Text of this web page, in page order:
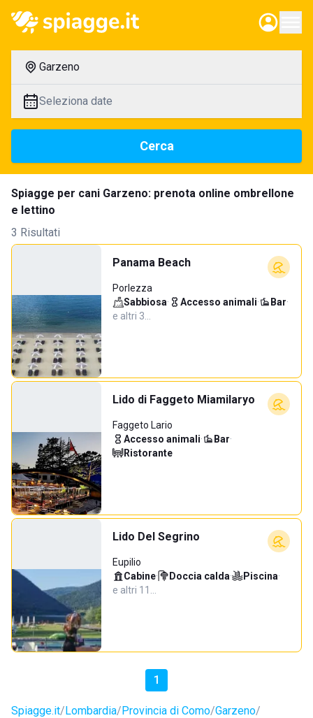
Garzeno
Seleziona date
Cerca
Spiagge per cani Garzeno: prenota online ombrellone
e lettino
3 Risultati
Panama Beach
Porlezza
Sabbiosa· Accesso animali· Bar·
e altri 3…
Lido di Faggeto Miamilaryo
Faggeto Lario
Accesso animali· Bar·
Ristorante
Lido Del Segrino
Eupilio
Cabine· Doccia calda· Piscina·
e altri 11…
1
Spiagge.it Lombardia Provincia di Como Garzeno